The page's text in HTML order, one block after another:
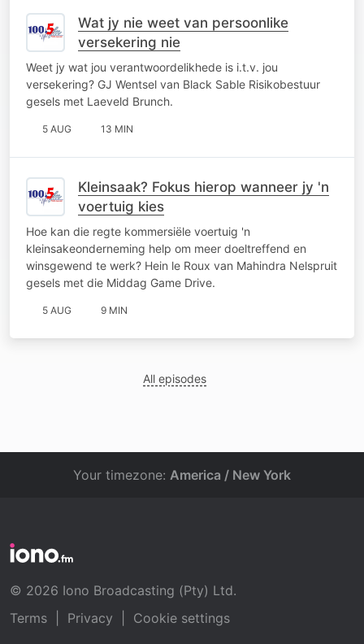
Wat jy nie weet van persoonlike
versekering nie
Weet jy wat jou verantwoordelikhede is i.t.v. jou
versekering? GJ Wentsel van Black Sable Risikobestuur
gesels met Laeveld Brunch.
5 AUG 13 MIN
Kleinsaak? Fokus hierop wanneer jy 'n
voertuig kies
Hoe kan die regte kommersiële voertuig 'n
kleinsakeonderneming help om meer doeltreffend en
winsgewend te werk? Hein le Roux van Mahindra Nelspruit
gesels met die Middag Game Drive.
5 AUG 9 MIN
All episodes
Your timezone: America / New York
© 2026 Iono Broadcasting (Pty) Ltd.
Terms
Privacy
Cookie settings